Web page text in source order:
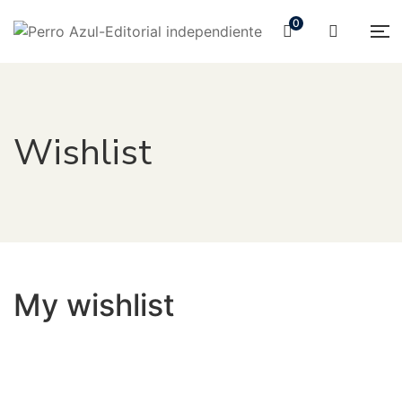
0
Wishlist
My wishlist